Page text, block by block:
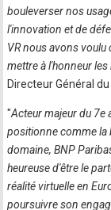
bouleverser nos
l'innovation et de
VR nous avons
mettre à l'honneur
Directeur Général
"Acteur majeur du 7e
positionne comme la
domaine, BNP
heureuse d'être le
réalité virtuelle en
poursuivre son